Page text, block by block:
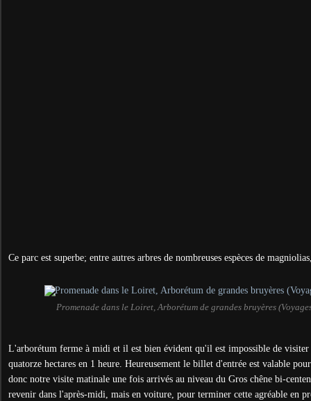
Ce parc est superbe; entre autres arbres de nombreuses espèces de
Promenade dans le Loiret, Arborétum de grandes bruyères
L'arborétum ferme à midi et il est bien évident qu'il est impossible de visiter
quatorze hectares en 1 heure. Heureusement le billet d'entrée est valable
donc notre visite matinale une fois arrivés au niveau du Gros chêne bi-
revenir dans l'après-midi, mais en voiture, pour terminer cette agréable en